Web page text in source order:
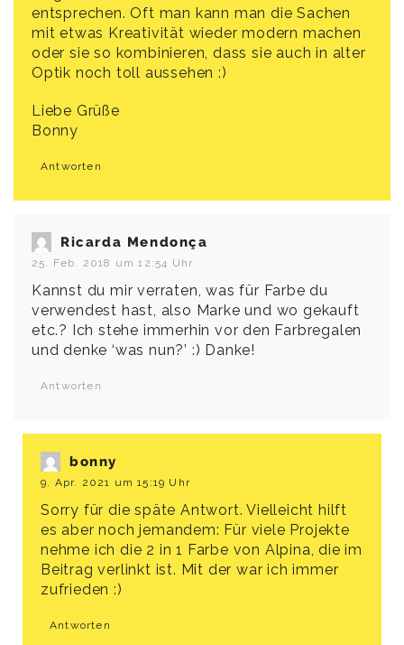
entsprechen. Oft man kann man die Sachen
mit etwas Kreativität wieder modern machen
oder sie so kombinieren, dass sie auch in alter
Optik noch toll aussehen :)
Liebe Grüße
Bonny
Antworten
Ricarda Mendonça
25. Feb. 2018 um 12:54 Uhr
Kannst du mir verraten, was für Farbe du
verwendest hast, also Marke und wo gekauft
etc.? Ich stehe immerhin vor den Farbregalen
und denke ‘was nun?’ :) Danke!
Antworten
bonny
9. Apr. 2021 um 15:19 Uhr
Sorry für die späte Antwort. Vielleicht hilft
es aber noch jemandem: Für viele Projekte
nehme ich die 2 in 1 Farbe von Alpina, die im
Beitrag verlinkt ist. Mit der war ich immer
zufrieden :)
Antworten